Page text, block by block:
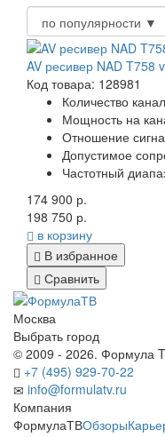
AV ресивер NAD T758
Код товара: 128981
Количество
Мощность на
Отношение
Допустимое
Частотный
174 900 р.
198 750 р.
в корзину
В избранное
Сравнить
Москва
Выбрать город
© 2009 - 2026. Формула
+7 (495) 929-70-22
info@formulatv.ru
Компания
ФормулаТВОбзоры